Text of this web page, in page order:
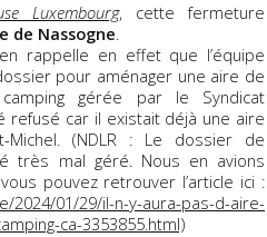
Luxembourg, cette fermeture
de Nassogne.
rappelle en effet que l’équipe
pour aménager une aire de
gérée par le Syndicat
refusé car il existait déjà une aire
Michel. (NDLR : Le dossier de
très mal géré. Nous en avions
pouvez retrouver l’article ici :
2024/01/29/il-n-y-aura-pas-d-aire-
ca-3353855.html)